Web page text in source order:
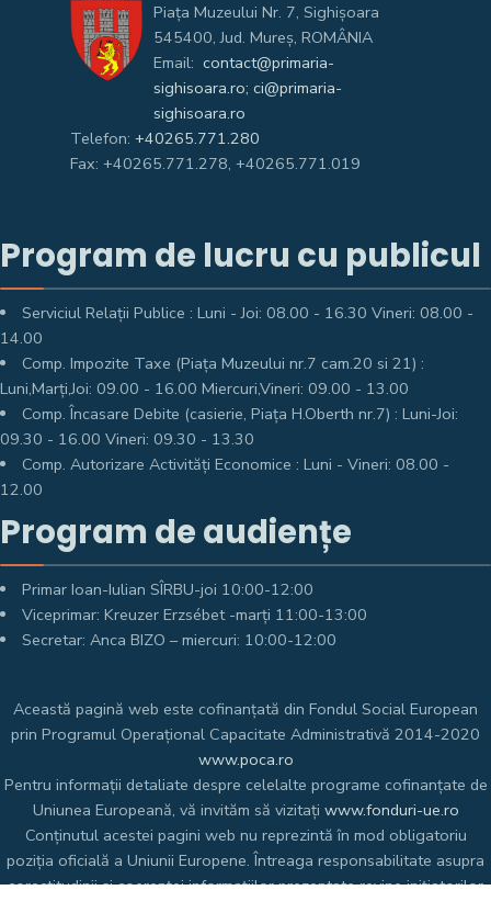
Piața Muzeului Nr. 7, Sighişoara
545400, Jud. Mureş, ROMÂNIA
Email: contact@primaria-
sighisoara.ro; ci@primaria-
sighisoara.ro
Telefon: +40265.771.280
Fax: +40265.771.278, +40265.771.019
Program de lucru cu publicul
Serviciul Relații Publice : Luni - Joi: 08.00 - 16.30 Vineri: 08.00 -
14.00
Comp. Impozite Taxe (Piața Muzeului nr.7 cam.20 si 21) :
Luni,Marți,Joi: 09.00 - 16.00 Miercuri,Vineri: 09.00 - 13.00
Comp. Încasare Debite (casierie, Piața H.Oberth nr.7) : Luni-Joi:
09.30 - 16.00 Vineri: 09.30 - 13.30
Comp. Autorizare Activități Economice : Luni - Vineri: 08.00 -
12.00
Program de audiențe
Primar Ioan-Iulian SÎRBU-joi 10:00-12:00
Viceprimar: Kreuzer Erzsébet -marți 11:00-13:00
Secretar: Anca BIZO – miercuri: 10:00-12:00
Această pagină web este cofinanțată din Fondul Social European
prin Programul Operațional Capacitate Administrativă 2014-2020
www.poca.ro
Pentru informații detaliate despre celelalte programe cofinanțate de
Uniunea Europeană, vă invităm să vizitați www.fonduri-ue.ro
Conținutul acestei pagini web nu reprezintă în mod obligatoriu
poziția oficială a Uniunii Europene. Întreaga responsabilitate asupra
corectitudinii și coerenței informațiilor prezentate revine inițiatorilor